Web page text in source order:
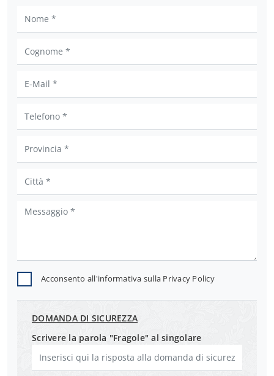
Acconsento all'informativa sulla Privacy Policy
DOMANDA DI SICUREZZA
Scrivere la parola "Fragole" al singolare